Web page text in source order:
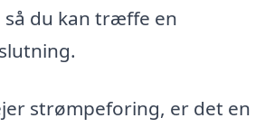
så du kan træffe en
strømpeforing, er det en